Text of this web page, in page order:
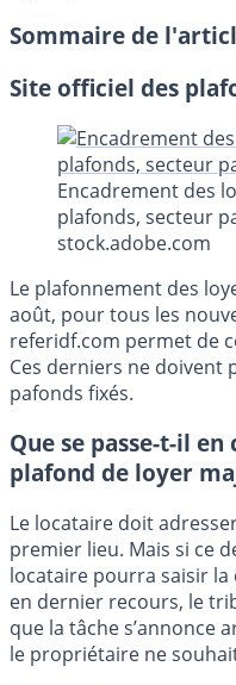
Sommaire de
Site officiel des
Encadrement des
plafonds, secteur
stock.adobe.com
Le plafonnement des
août, pour tous les
referidf.com permet de
Ces derniers ne doivent
pafonds fixés.
Que se passe-t-il
plafond de loyer
Le locataire doit
premier lieu. Mais si ce
locataire pourra saisir
en dernier recours, le
que la tâche s’annonce
le propriétaire ne